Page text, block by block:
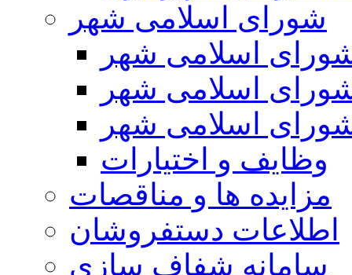
شورای اسلامی شهر
اسلامی شهر
اسلامی شهر
اسلامی شهر
وظایف و اختیارات
مزایده ها و مناقصات
اطلاعات دستفروشان
سامانه شفاف سازی